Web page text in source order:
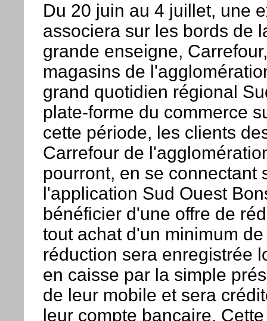
Du 20 juin au 4 juillet, une
associera sur les bords de
grande enseigne,
magasins de
grand quotidien régional
plate-forme du commerce
cette période, les clients
Carrefour de
pourront, en se connectant
l'application Sud Ouest
bénéficier d'une offre de
tout achat d'un minimum
réduction sera enregistrée
en caisse par la simple
de leur mobile et sera
leur compte bancaire.